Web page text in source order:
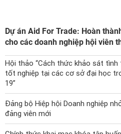
Dự án Aid For Trade: Hoàn
cho các doanh nghiệp hội viên
Hội thảo “Cách thức khảo sát tình
tốt nghiệp tại các cơ sở đại học
19”
Đảng bộ Hiệp hội Doanh nghiệp
đảng viên mới